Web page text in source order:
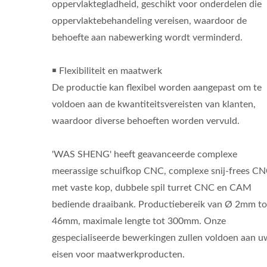
oppervlaktegladheid, geschikt voor onderdelen die
oppervlaktebehandeling vereisen, waardoor de
behoefte aan nabewerking wordt verminderd.
￭ Flexibiliteit en maatwerk
De productie kan flexibel worden aangepast om te
voldoen aan de kwantiteitsvereisten van klanten,
waardoor diverse behoeften worden vervuld.
'WAS SHENG' heeft geavanceerde complexe
meerassige schuifkop CNC, complexe snij-frees
met vaste kop, dubbele spil turret CNC en CAM
bediende draaibank. Productiebereik van Ø 2mm
46mm, maximale lengte tot 300mm. Onze
gespecialiseerde bewerkingen zullen voldoen aan
eisen voor maatwerkproducten.